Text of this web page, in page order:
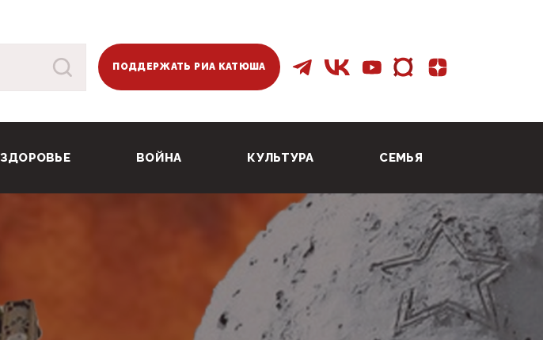
ПОДДЕРЖАТЬ РИА КАТЮША
ЗДОРОВЬЕ ВОЙНА КУЛЬТУРА СЕМЬЯ